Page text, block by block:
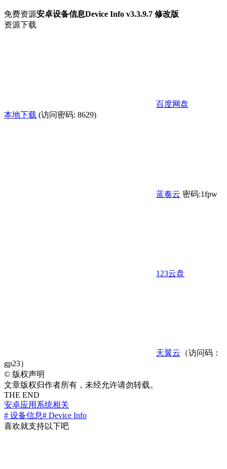
免费资源安卓设备信息Device Info v3.3.9.7 修改版
资源下载
百度网盘
本地下载 (访问密码: 8629)
蓝奏云 密码:1fpw
123云盘
天翼云 （访问码：
gp23）
© 版权声明
文章版权归作者所有，未经允许请勿转载。
THE END
安卓应用 系统相关
# 设备信息# Device Info
喜欢就支持以下吧